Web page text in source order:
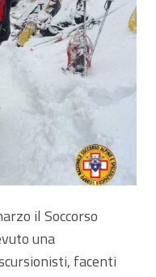
il Soccorso
una
facenti